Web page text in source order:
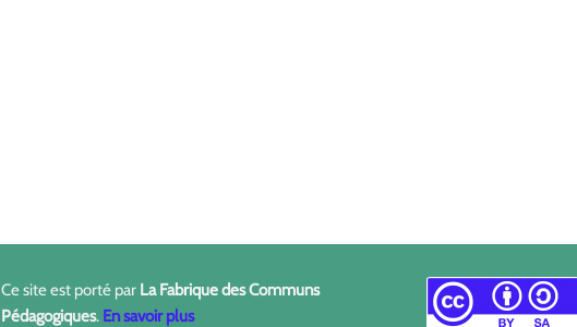
Ce site est porté par La Fabrique des Communs
Pédagogiques. En savoir plus